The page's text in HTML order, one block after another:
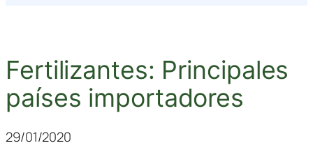
Fertilizantes: Principales
países importadores
29/01/2020